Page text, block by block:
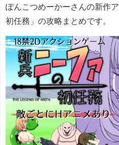
ぽんこつめーかーさんの新作
初任務」の攻略まとめです。